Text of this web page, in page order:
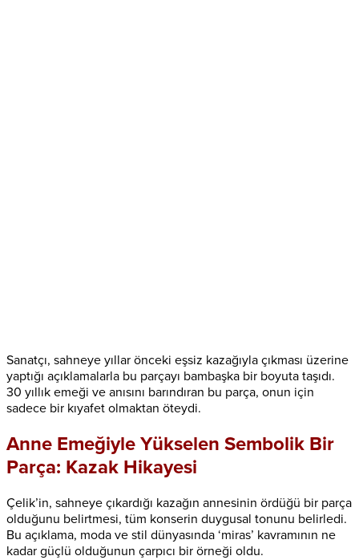
Sanatçı, sahneye yıllar önceki eşsiz kazağıyla çıkması üzerine
yaptığı açıklamalarla bu parçayı bambaşka bir boyuta taşıdı.
30 yıllık emeği ve anısını barındıran bu parça, onun için
sadece bir kıyafet olmaktan öteydi.
Anne Emeğiyle Yükselen Sembolik Bir
Parça: Kazak Hikayesi
Çelik’in, sahneye çıkardığı kazağın annesinin ördüğü bir parça
olduğunu belirtmesi, tüm konserin duygusal tonunu belirledi.
Bu açıklama, moda ve stil dünyasında ‘miras’ kavramının ne
kadar güçlü olduğunun çarpıcı bir örneği oldu.